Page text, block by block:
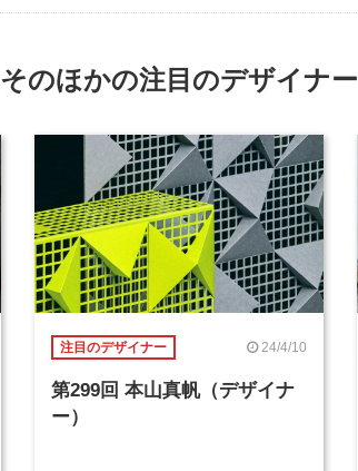
そのほかの注目のデザイナー
注目のデザイナー 24/4/10
第299回 本山真帆（デザイナ
ー）